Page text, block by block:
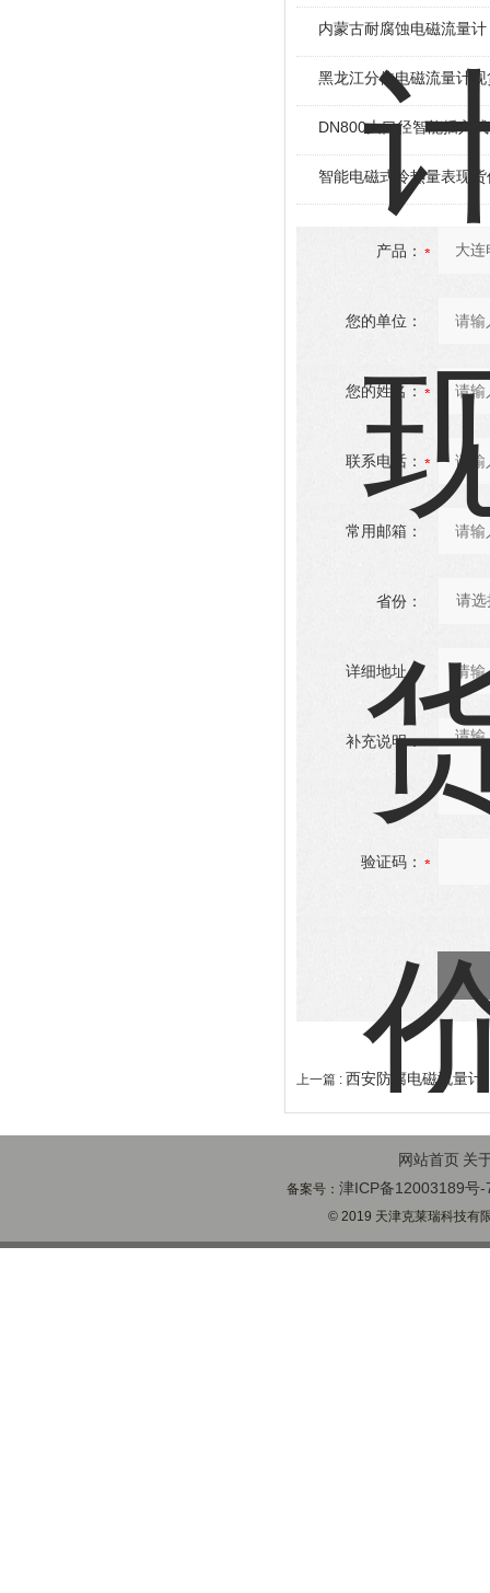
内蒙古耐腐蚀电磁流量计
黑龙江分体电磁流量计现
DN800大口径智能插入
智能电磁式冷热量表现
产品：
您的单位：
您的姓名：
联系电话：
常用邮箱：
省份：
详细地址：
补充说明：
验证码：
上一篇 : 西安防腐电磁流量计
网站首页 关
备案号：津ICP备12003189号-
© 2019 天津克莱瑞科技有